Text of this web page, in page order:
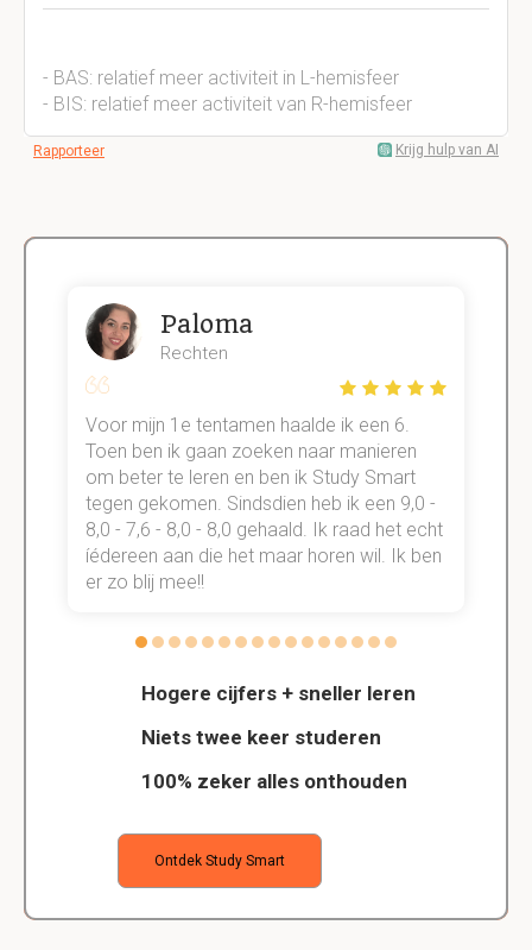
- BAS: relatief meer activiteit in L-hemisfeer
- BIS: relatief meer activiteit van R-hemisfeer
Rapporteer Krijg hulp van AI
Hogere cijfers + sneller leren
Niets twee keer studeren
100% zeker alles onthouden
Ontdek Study Smart
Paloma
Rechten
Voor mijn 1e tentamen haalde ik een 6.
Toen ben ik gaan zoeken naar manieren
om beter te leren en ben ik Study Smart
tegen gekomen. Sindsdien heb ik een 9,0 -
8,0 - 7,6 - 8,0 - 8,0 gehaald. Ik raad het echt
íédereen aan die het maar horen wil. Ik ben
er zo blij mee!!